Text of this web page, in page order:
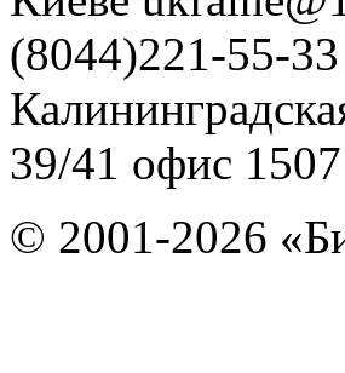
(8044)221-55-33
39/41 офис 1507
© 2001-2026